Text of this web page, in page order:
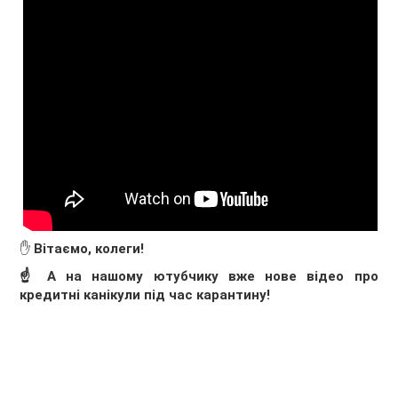
✋ Вітаємо, колеги!
☝ А на нашому ютубчику вже нове відео про
кредитні канікули під час карантину!